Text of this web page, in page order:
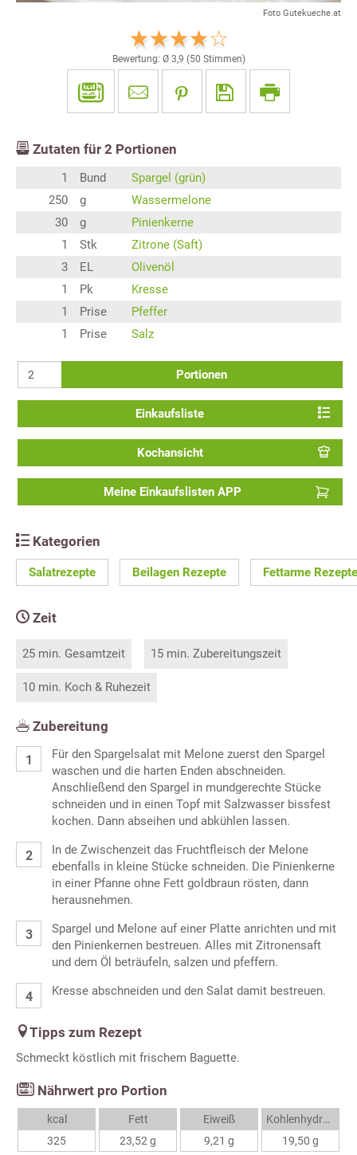
Foto Gutekueche.at
Bewertung: Ø 3,9 (50 Stimmen)
Zutaten für 2 Portionen
1 Bund
Spargel (grün)
250
g
Wassermelone
30
g
Pinienkerne
1
Stk
Zitrone (Saft)
3
EL
Olivenöl
1
Pk
Kresse
1
Prise
Pfeffer
1
Prise Salz
Portionen
Einkaufsliste
Kochansicht
Meine Einkaufslisten APP
Kategorien
Salatrezepte Beilagen Rezepte Fettarme Rezepte
Zeit
25 min. Gesamtzeit 15 min. Zubereitungszeit
10 min. Koch & Ruhezeit
Zubereitung
Für den Spargelsalat mit Melone zuerst den Spargel
waschen und die harten Enden abschneiden.
Anschließend den Spargel in mundgerechte Stücke
schneiden und in einen Topf mit Salzwasser bissfest
kochen. Dann abseihen und abkühlen lassen.
In de Zwischenzeit das Fruchtfleisch der Melone
ebenfalls in kleine Stücke schneiden. Die Pinienkerne
in einer Pfanne ohne Fett goldbraun rösten, dann
herausnehmen.
Spargel und Melone auf einer Platte anrichten und mit
den Pinienkernen bestreuen. Alles mit Zitronensaft
und dem Öl beträufeln, salzen und pfeffern.
Kresse abschneiden und den Salat damit bestreuen.
Tipps zum Rezept
Schmeckt köstlich mit frischem Baguette.
Nährwert pro Portion
kcal
325
Fett
23,52 g
Eiweiß
9,21 g
Kohlenhydrate
19,50 g